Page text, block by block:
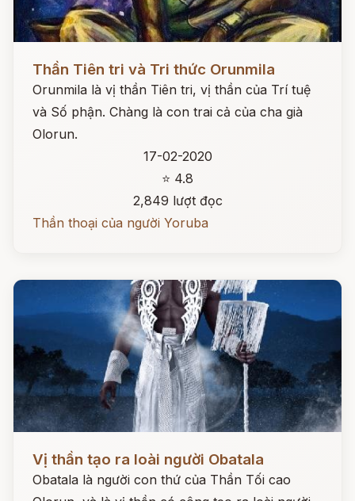
Đọc ngay
Thần Tiên tri và Tri thức Orunmila
Orunmila là vị thần Tiên tri, vị thần của Trí tuệ
và Số phận. Chàng là con trai cả của cha già
Olorun.
17-02-2020
⭐ 4.8
2,849 lượt đọc
Thần thoại của người Yoruba
Đọc ngay
Vị thần tạo ra loài người Obatala
Obatala là người con thứ của Thần Tối cao